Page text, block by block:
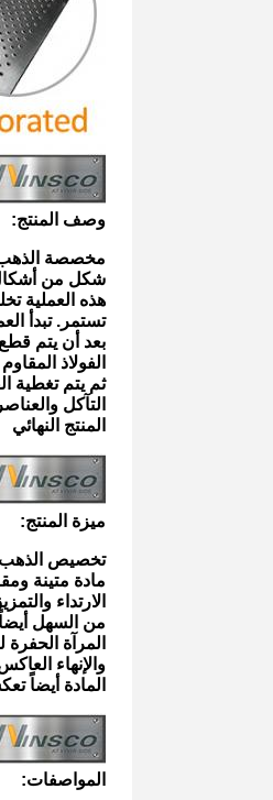
وصف المنتج:
مخصصة الذهب
شكل من أشكال
هذه العملية
تستمر. تبدأ
بعد أن يتم
الفولاذ
ثم يتم تغطية
التآكل
المنتج النهائي
ميزة المنتج:
تخصيص الذهب
مادة متينة
الارتداء
من السهل أيضاً
المرآة
والإنهاء
المادة أيضاً
المواصفات: